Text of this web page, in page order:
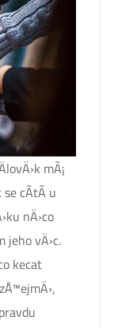
mÃ¡
se cÃ­tÃ­ u
nÄ›co
jeho vÄ›c.
kecat